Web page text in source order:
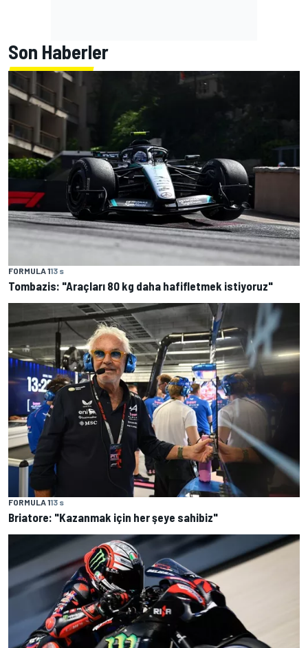
Son Haberler
FORMULA 113 s
Tombazis: "Araçları 80 kg daha hafifletmek istiyoruz"
FORMULA 113 s
Briatore: "Kazanmak için her şeye sahibiz"